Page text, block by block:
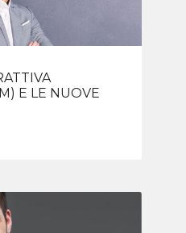
E LE NUOVE